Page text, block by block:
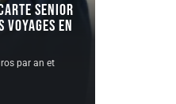
Senior
voyages en
par an et